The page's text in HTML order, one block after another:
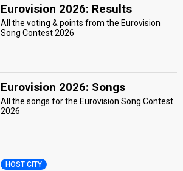
Eurovision 2026: Results
All the voting & points from the Eurovision
Song Contest 2026
Eurovision 2026: Songs
All the songs for the Eurovision Song Contest
2026
HOST CITY